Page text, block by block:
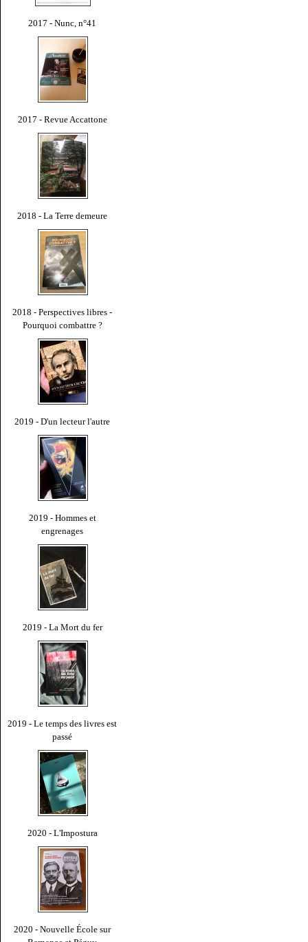
2017 - Nunc, n°41
2017 - Revue Accattone
2018 - La Terre demeure
2018 - Perspectives libres -
Pourquoi combattre ?
2019 - D'un lecteur l'autre
2019 - Hommes et
engrenages
2019 - La Mort du fer
2019 - Le temps des livres est
passé
2020 - L'Impostura
2020 - Nouvelle École sur